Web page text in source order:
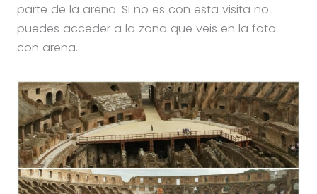
parte de la arena. Si no es con esta visita no
puedes acceder a la zona que veis en la foto
con arena.